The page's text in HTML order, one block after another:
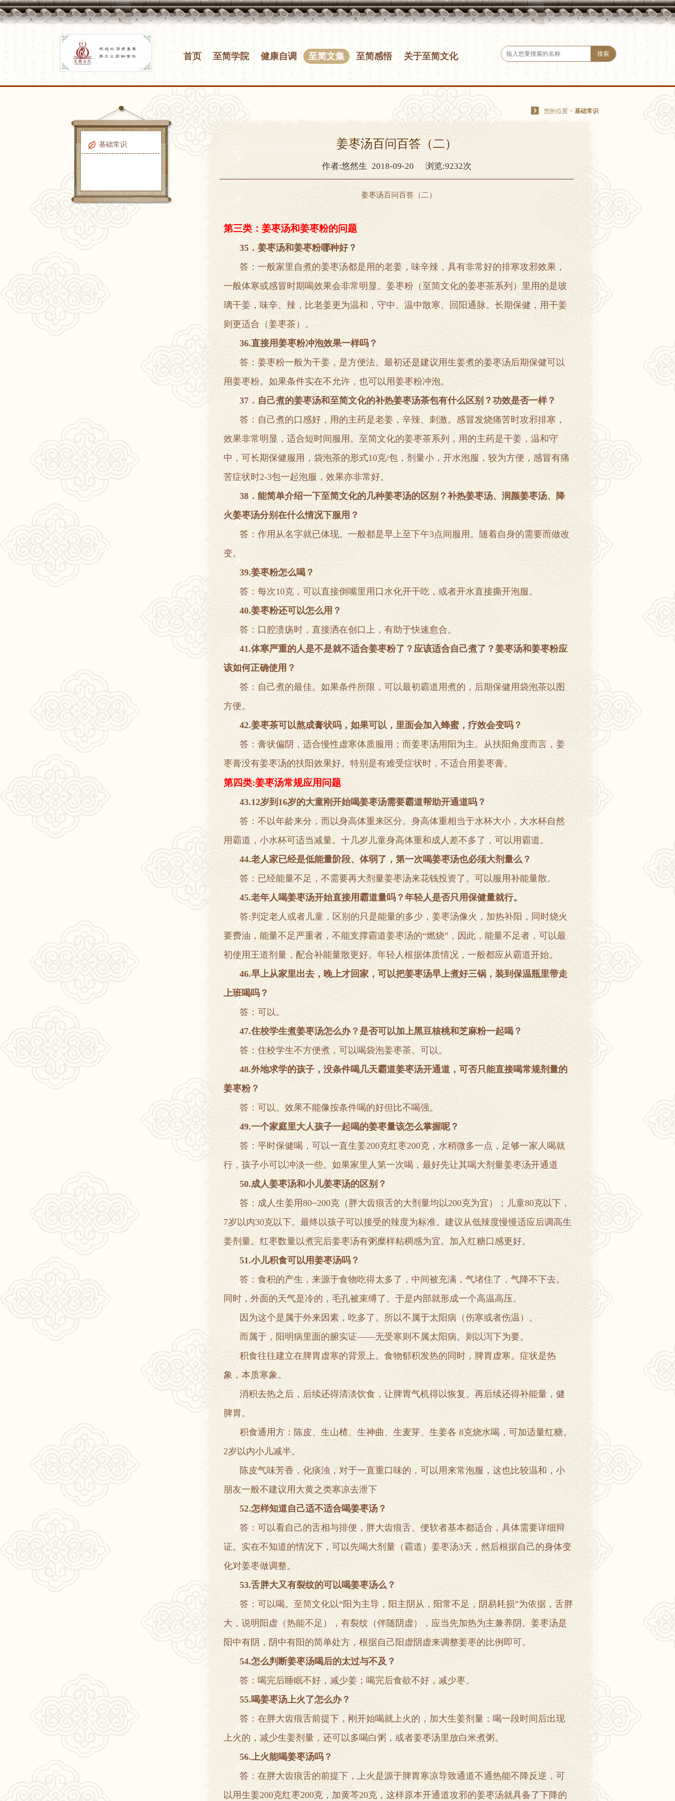
首页 至简学院 健康自调 至简文集 至简感悟 关于至简文化
基础常识
您的位置 > 基础常识
姜枣汤百问百答（二）
作者:悠然生 2018-09-20 浏览:9232次
姜枣汤百问百答（二）
第三类 ： 姜枣汤和姜枣粉的问题
35 ． 姜枣汤和姜枣粉哪种好？
答 ： 一般家里自煮的姜枣汤都是用的老姜 ， 味辛辣 ， 具有非常好的排寒攻邪效果 ，
一般体寒或感冒时期喝效果会非常明显。 姜枣粉 （ 至简文化的姜枣茶系列 ） 里用的是玻
璃干姜 ， 味辛、 辣 ， 比老姜更为温和 ， 守中 、 温中散寒、 回阳通脉。 长期保健 ， 用干姜
则更适合 （姜枣茶）。
36.直接用姜枣粉冲泡效果一样吗 ？
答 ： 姜枣粉一般为干姜 ， 是方便法。 最初还是建议用生姜煮的姜枣汤后期保健可以
用姜枣粉。 如果条件实在不允许 ， 也可以用姜枣粉冲泡。
37 ． 自己煮的姜枣汤和至简文化的补热姜枣汤茶包有什么区别 ？ 功效是否一样？
答 ： 自己煮的口感好 ， 用的主药是老姜 ， 辛辣、 刺激。 感冒发烧痛苦时攻邪排寒 ，
效果非常明显 ， 适合短时间服用 。 至简文化的姜枣茶系列 ， 用的主药是干姜 ， 温和守
中 ， 可长期保健服用 ， 袋泡茶的形式10克/包 ， 剂量小 ， 开水泡服 ， 较为方便 ， 感冒有痛
苦症状时2-3包一起泡服 ， 效果亦非常好。
38 ． 能简单介绍一下至简文化的几种姜枣汤的区别 ？ 补热姜枣汤、 润颜姜枣汤、
降
火姜枣汤分别在什么情况下服用 ？
答 ： 作用从名字就已体现。 一般都是早上至下午3点间服用 。 随着自身的需要而做改
变。
39.姜枣粉怎么喝 ？
答 ： 每次10克 ， 可以直接倒嘴里用口水化开干吃 ， 或者开水直接撕开泡服。
40.姜枣粉还可以怎么用 ？
答 ： 口腔溃疡时 ， 直接洒在创口上 ， 有助于快速愈合。
41.体寒严重的人是不是就不适合姜枣粉了 ？ 应该适合自己煮了 ？ 姜枣汤和姜枣粉应
该如何正确使用 ？
答 ： 自己煮的最佳。 如果条件所限 ， 可以最初霸道用煮的 ， 后期保健用袋泡茶以图
方便。
42.姜枣茶可以熬成膏状吗 ， 如果可以 ， 里面会加入蜂蜜， 疗效会变吗 ？
答 ： 膏状偏阴 ， 适合慢性虚寒体质服用 ； 而姜枣汤用阳为主。 从扶阳角度而言 ， 姜
枣膏没有姜枣汤的扶阳效果好。 特别是有难受症状时 ， 不适合用姜枣膏。
第四类:姜枣汤常规应用问题
43.12岁到 16岁的大童刚开始喝姜枣汤需要霸道帮助开通道吗 ？
答 ： 不以年龄来分 ， 而以身高体重来区分。 身高体重相当于水杯大小 ， 大水杯自然
用霸道 ， 小水杯可适当减量。 十几岁儿童身高体重和成人差不多了 ， 可以用霸道。
44.老人家已经是低能量阶段、 体弱了 ， 第一次喝姜枣汤也必须大剂量么 ？
答 ： 已经能量不足 ， 不需要再大剂量姜枣汤来花钱投资了。 可以服用补能量散。
45.老年人喝姜枣汤开始直接用霸道量吗 ？ 年轻人是否只用保健量就行。
答:判定老人或者儿童 ， 区别的只是能量的多少 ， 姜枣汤像火 ， 加热补阳 ， 同时烧火
要费油 ， 能量不足严重者 ， 不能支撑霸道姜枣汤的“燃烧”， 因此 ， 能量不足者 ， 可以最
初使用王道剂量 ， 配合补能量散更好。 年轻人根据体质情况 ， 一般都应从霸道开始。
46.早上从家里出去 ， 晚上才回家 ， 可以把姜枣汤早上煮好三锅 ， 装到保温瓶里带走
上班喝吗 ？
答 ： 可以。
47.住校学生煮姜枣汤怎么办？ 是否可以加上黑豆核桃和芝麻粉一起喝 ？
答 ： 住校学生不方便煮 ， 可以喝袋泡姜枣茶。 可以。
48.外地求学的孩子 ， 没条件喝几天霸道姜枣汤开通道 ， 可否只能直接喝常规剂量的
姜枣粉？
答 ： 可以。 效果不能像按条件喝的好但比不喝强。
49.一个家庭里大人孩子一起喝的姜枣量该怎么掌握呢？
答 ： 平时保健喝 ， 可以一直生姜200克红枣200克 ， 水稍微多一点 ， 足够一家人喝就
行 ， 孩子小可以冲淡一些。 如果家里人第一次喝 ， 最好先让其喝大剂量姜枣汤开通道
50.成人姜枣汤和小儿姜枣汤的区别 ？
答 ： 成人生姜用80~200克 （ 胖大齿痕舌的大剂量均以200克为宜 ）； 儿童80克以下 ，
7岁以内30克以下。 最终以孩子可以接受的辣度为标准。 建议从低辣度慢慢适应后调高生
姜剂量。 红枣数量以煮完后姜枣汤有粥糜样粘稠感为宜。 加入红糖口感更好。
51.小儿积食可以用姜枣汤吗 ？
答 ： 食积的产生 ， 来源于食物吃得太多了 ， 中间被充满 ， 气堵住了 ， 气降不下去。
同时 ， 外面的天气是冷的 ， 毛孔被束缚了。 于是内部就形成一个高温高压。
因为这个是属于外来因素 ， 吃多了。 所以不属于太阳病 （伤寒或者伤温 ）。
而属于 ， 阳明病里面的腑实证——无受寒则不属太阳病。 则以泻下为要。
积食往往建立在脾胃虚寒的背景上。 食物郁积发热的同时 ， 脾胃虚寒。 症状是热
象 ， 本质寒象。
消积去热之后 ， 后续还得清淡饮食 ， 让脾胃气机得以恢复。 再后续还得补能量 ， 健
脾胃。
积食通用方 ： 陈皮、 生山楂、 生神曲 、 生麦芽、 生姜各 8克烧水喝 ， 可加适量红糖。
2岁以内小儿减半。
陈皮气味芳香 ， 化痰浊 ， 对于一直重口味的 ， 可以用来常泡服 ， 这也比较温和 ， 小
朋友一般不建议用大黄之类寒凉去泄下
52.怎样知道自己适不适合喝姜枣汤 ？
答 ： 可以看自己的舌相与排便 ， 胖大齿痕舌、 便软者基本都适合 ， 具体需要详细辩
证。 实在不知道的情况下 ， 可以先喝大剂量 （ 霸道 ） 姜枣汤3天 ， 然后根据自己的身体变
化对姜枣做调整。
53.舌胖大又有裂纹的可以喝姜枣汤么 ？
答 ： 可以喝。 至简文化以“阳为主导 ， 阳主阴从 ， 阳常不足 ， 阴易耗损”为依据 ， 舌胖
大 ， 说明阳虚 （热能不足 ）， 有裂纹 （伴随阴虚 ）， 应当先加热为主兼养阴 。 姜枣汤是
阳中有阴 ， 阴中有阳的简单处方 ， 根据自己阳虚阴虚来调整姜枣的比例即可。
54.怎么判断姜枣汤喝后的太过与不及 ？
答 ： 喝完后睡眠不好 ， 减少姜 ； 喝完后食欲不好 ， 减少枣。
55.喝姜枣汤上火了怎么办？
答 ： 在胖大齿痕舌前提下 ， 刚开始喝就上火的 ， 加大生姜剂量 ； 喝一段时间后出现
上火的 ， 减少生姜剂量 ， 还可以多喝白粥 ， 或者姜枣汤里放白米煮粥。
56.上火能喝姜枣汤吗 ？
答 ： 在胖大齿痕舌的前提下 ， 上火是源于脾胃寒凉导致通道不通热能不降反逆 ， 可
以用生姜200克红枣200克 ， 加黄芩20克 ， 这样原本开通道攻邪的姜枣汤就具备了下降的